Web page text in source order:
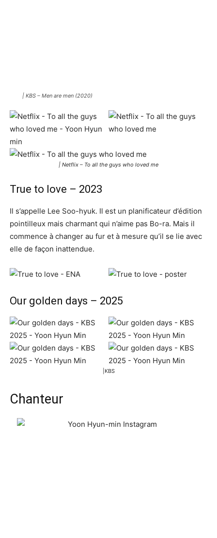
| KBS – Men are men (2020)
| Netflix – To all the guys who loved me
True to love – 2023
Il s’appelle Lee Soo-hyuk. Il est un planificateur d’édition
pointilleux mais charmant qui n’aime pas Bo-ra. Mais il
commence à changer au fur et à mesure qu’il se lie avec
elle de façon inattendue.
Our golden days – 2025
|KBS
Chanteur